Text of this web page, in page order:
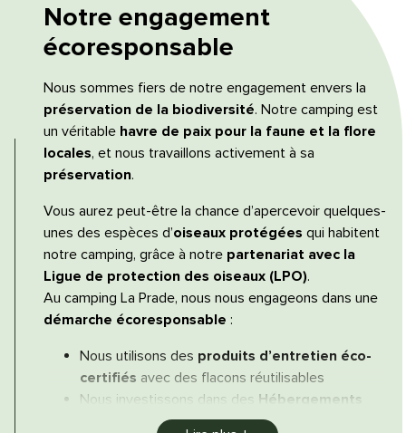
Notre engagement
écoresponsable
Nous sommes fiers de notre engagement envers la
préservation de la biodiversité. Notre camping est
un véritable havre de paix pour la faune et la flore
locales, et nous travaillons activement à sa
préservation.
Vous aurez peut-être la chance d’apercevoir quelques-
unes des espèces d’oiseaux protégées qui habitent
notre camping, grâce à notre partenariat avec la
Ligue de protection des oiseaux (LPO).
Au camping La Prade, nous nous engageons dans une
démarche écoresponsable :
Nous utilisons des produits d’entretien éco-
certifiés avec des flacons réutilisables
Nous investissons dans des Hébergements
français pour certains conçus dans le Tarn